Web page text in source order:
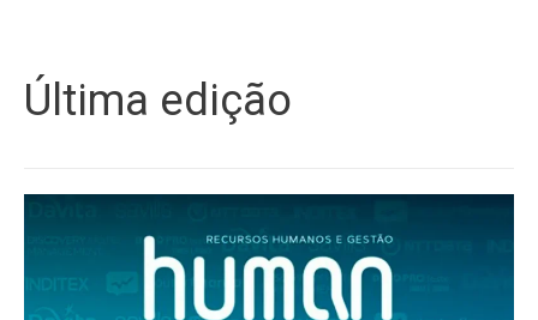
Última edição